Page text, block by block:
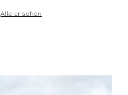
Alle ansehen